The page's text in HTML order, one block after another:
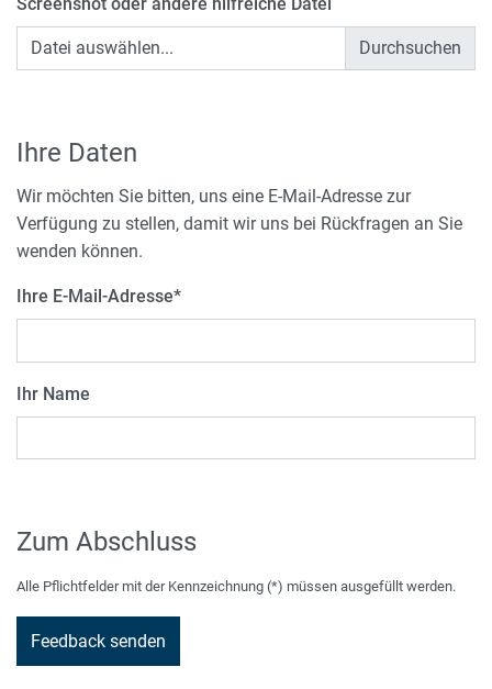
Screenshot oder andere hilfreiche Datei
Datei auswählen...
Ihre Daten
Wir möchten Sie bitten, uns eine E-Mail-Adresse zur
Verfügung zu stellen, damit wir uns bei Rückfragen an Sie
wenden können.
Ihre E-Mail-Adresse*
Ihr Name
Zum Abschluss
Alle Pflichtfelder mit der Kennzeichnung (*) müssen ausgefüllt werden.